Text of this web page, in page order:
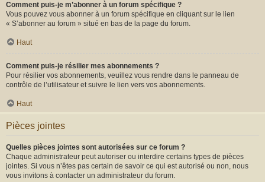
Comment puis-je m’abonner à un forum spécifique ?
Vous pouvez vous abonner à un forum spécifique en cliquant sur le lien
« S’abonner au forum » situé en bas de la page du forum.
Haut
Comment puis-je résilier mes abonnements ?
Pour résilier vos abonnements, veuillez vous rendre dans le panneau de
contrôle de l’utilisateur et suivre le lien vers vos abonnements.
Haut
Pièces jointes
Quelles pièces jointes sont autorisées sur ce forum ?
Chaque administrateur peut autoriser ou interdire certains types de pièces
jointes. Si vous n’êtes pas certain de savoir ce qui est autorisé ou non, nous
vous invitons à contacter un administrateur du forum.